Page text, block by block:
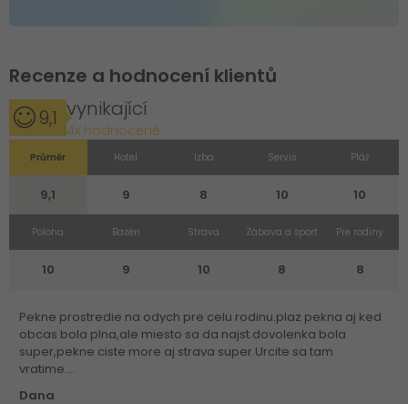
Recenze a hodnocení klientů
9,1 vynikající
4x hodnocené
Průměr
9,1
Hotel
9
Izba
8
Servis
10
Pláž
10
Poloha
10
Bazén
9
Strava
10
Zábava a šport
8
Pre rodiny
8
Pekne prostredie na odych pre celu rodinu.plaz pekna aj ked
obcas bola plna,ale miesto sa da najst.dovolenka bola
super,pekne ciste more aj strava super.Urcite sa tam
vratime....
Dana